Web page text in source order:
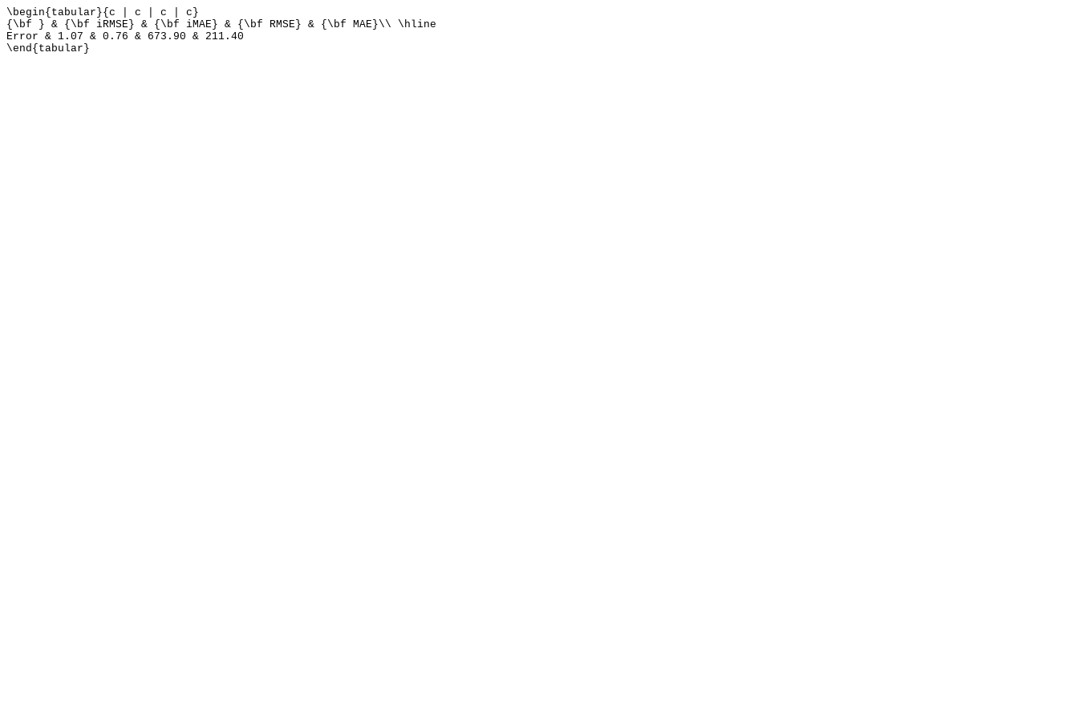
\begin{tabular}{c | c | c | c}
{\bf } & {\bf iRMSE} & {\bf iMAE} & {\bf RMSE} & {\bf MAE}\\ \hline
Error & 1.07 & 0.76 & 673.90 & 211.40
\end{tabular}